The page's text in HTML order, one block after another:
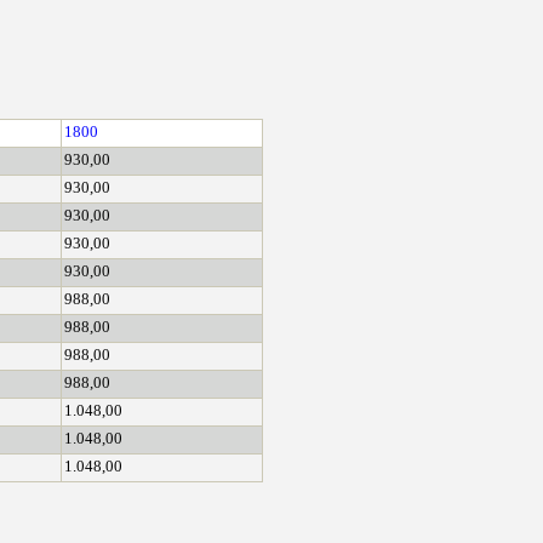
1800
930,00
930,00
930,00
930,00
930,00
988,00
988,00
988,00
988,00
1.048,00
1.048,00
1.048,00